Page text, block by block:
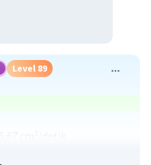
Level 89